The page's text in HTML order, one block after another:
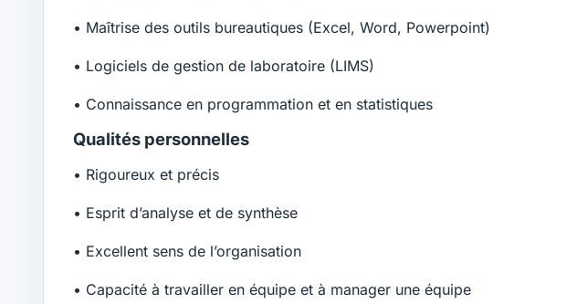
• Maîtrise des outils bureautiques (Excel, Word, Powerpoint)
• Logiciels de gestion de laboratoire (LIMS)
• Connaissance en programmation et en statistiques
Qualités personnelles
• Rigoureux et précis
• Esprit d’analyse et de synthèse
• Excellent sens de l’organisation
• Capacité à travailler en équipe et à manager une équipe